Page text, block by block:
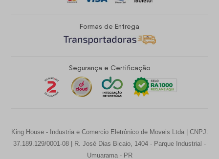
Formas de Entrega
Segurança e Certificação
King House - Industria e Comercio Eletrônico de Moveis Ltda | CNPJ:
37.189.129/0001-08 | R. José Dias Bicaio, 1404 - Parque Industrial -
Umuarama - PR